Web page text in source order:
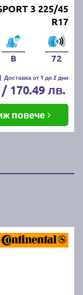
3 225/45
R17
B 72
| Доставка от 1 до 2 дни
170.49 лв.
повече